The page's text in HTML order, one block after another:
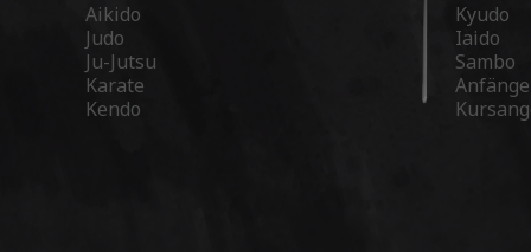
Aikido
Judo
Ju-Jutsu
Karate
Kendo
Kyudo
Iaido
Sambo